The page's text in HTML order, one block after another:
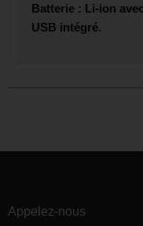
Batterie : Li-ion
USB intégré.
Appelez-nous